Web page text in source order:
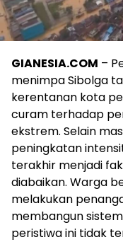
GIANESIA.COM –
menimpa Sibolga
kerentanan kota
curam terhadap
ekstrem. Selain
peningkatan
terakhir menjadi
diabaikan. Warga
melakukan
membangun
peristiwa ini tidak